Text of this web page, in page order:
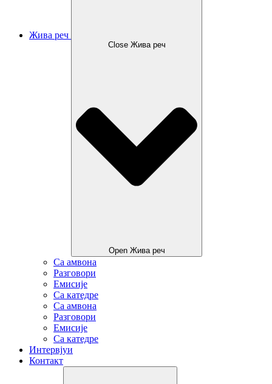
Жива реч
Close Жива реч
Open Жива реч
Са амвона
Разговори
Емисије
Са катедре
Са амвона
Разговори
Емисије
Са катедре
Интервјуи
Контакт